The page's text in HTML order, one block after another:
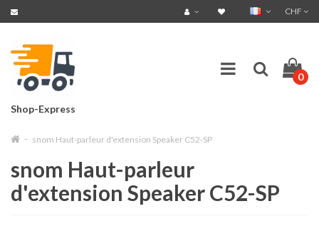
CHF
Shop-Express
0
snom Haut-parleur d'extension Speaker C52-SP
snom Haut-parleur
d'extension Speaker C52-SP